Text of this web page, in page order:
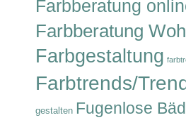
Farbberatung
Farbberatung
Farbgestaltung
Farbtrends/
gestalten Fugenlose